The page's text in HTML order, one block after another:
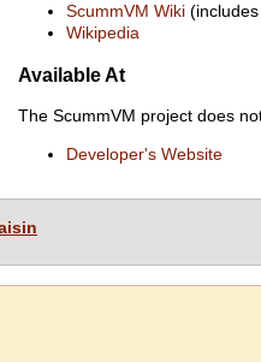
ScummVM Wiki
Wikipedia
Available At
The ScummVM project does
Developer's Website